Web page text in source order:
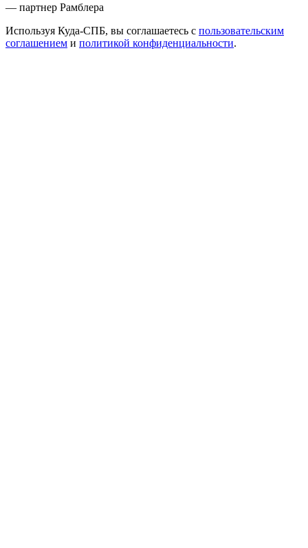
— партнер Рамблера
Используя Куда-СПБ, вы соглашаетесь с пользовательским
соглашением и политикой конфиденциальности.